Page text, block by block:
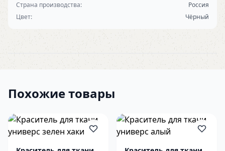
Страна производства:
Россия
Цвет:
Чёрный
Похожие товары